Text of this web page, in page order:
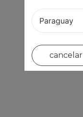
cancelar